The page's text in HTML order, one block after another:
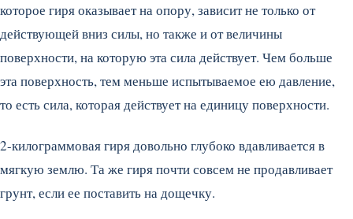
которое гиря оказывает на опору, зависит не только от
действующей вниз силы, но также и от величины
поверхности, на которую эта сила действует. Чем больше
эта поверхность, тем меньше испытываемое ею давление,
то есть сила, которая действует на единицу поверхности.
2-килограммовая гиря довольно глубоко вдавливается в
мягкую землю. Та же гиря почти совсем не продавливает
грунт, если ее поставить на дощечку.